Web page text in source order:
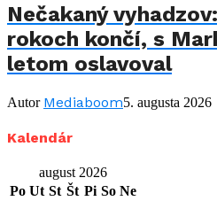
Nečakaný
rokoch končí, s
letom oslavoval
Autor Mediaboom5. augusta 2026
Kalendár
august 2026
Po Ut St Št Pi So Ne